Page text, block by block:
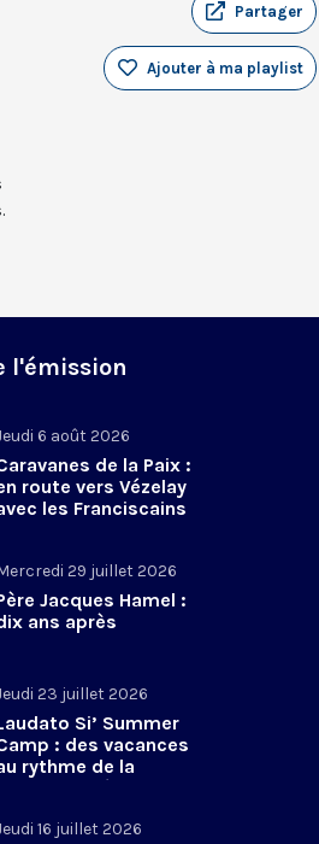
Partager
Ajouter à ma playlist
l'émission
6 août 2026
de la Paix :
route vers Vézelay
les Franciscains
29 juillet 2026
Jacques Hamel :
ans après
23 juillet 2026
Si’ Summer
: des vacances
rythme de la
conversion écologique
16 juillet 2026